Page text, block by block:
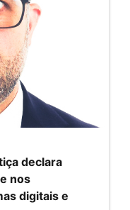
declara
nos
digitais e